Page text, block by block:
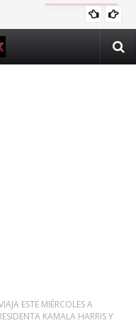
PÚBLICO EN N.Y.
ESTE MIÉRCOLES A
KAMALA HARRIS Y